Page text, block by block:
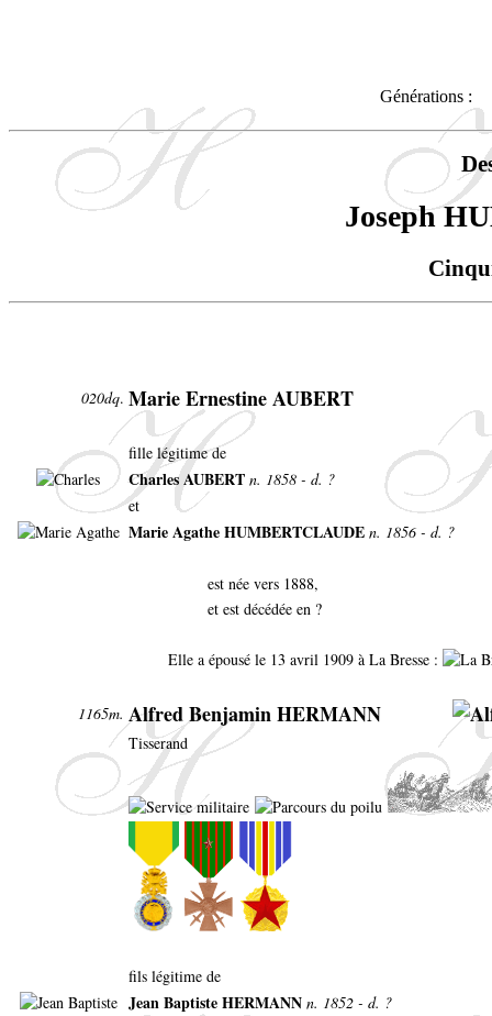
Générations :
Joseph
020dq. Marie Ernestine AUBERT
fille légitime de
Charles AUBERT n. 1858 - d. ?
et
Marie Agathe HUMBERTCLAUDE n. 1856 - d. ?
est née vers 1888,
et est décédée en ?
Elle a épousé le 13 avril 1909 à La Bresse :
1165m. Alfred Benjamin HERMANN
Tisserand
fils légitime de
Jean Baptiste HERMANN n. 1852 - d. ?